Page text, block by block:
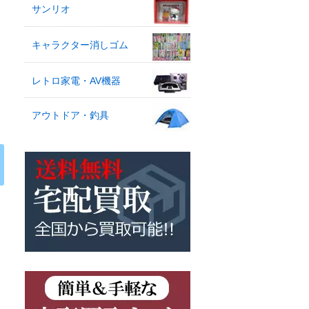
サンリオ
キャラクター消しゴム
レトロ家電・AV機器
アウトドア・釣具